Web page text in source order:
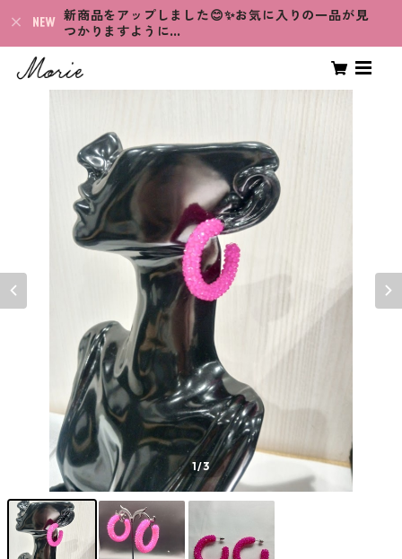
新商品をアップしました😊✨お気に入りの一品が見
つかりますように…
1/3